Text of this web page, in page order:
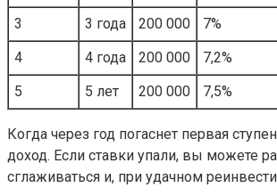
3
3 года 200 000 7%
4
4 года 200 000 7,2%
5
5 лет 200 000 7,5%
Когда через год погаснет первая
доход. Если ставки упали, вы можете
сглаживаться и, при удачном